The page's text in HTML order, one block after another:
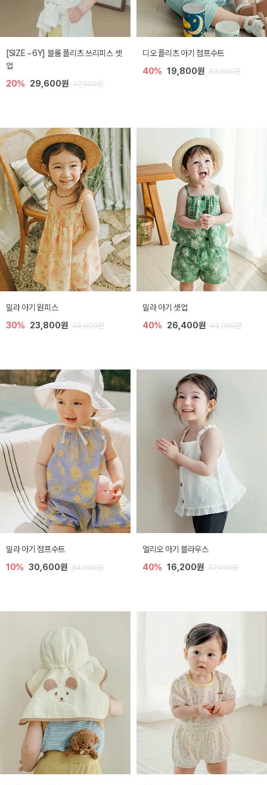
[SIZE ~6Y] 블룸 플리츠 쓰리피스 셋
업
20% 29,600원 37,000원
디오 플리츠 아기 점프수트
40% 19,800원 33,000원
밀라 아기 원피스
30% 23,800원 34,000원
밀라 아기 셋업
40% 26,400원 44,000원
밀라 아기 점프수트
10% 30,600원 34,000원
엘리오 아기 블라우스
40% 16,200원 27,000원